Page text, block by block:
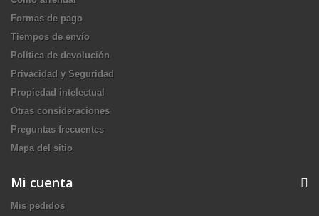
Formas de pago
Tiempos de envío
Política de devolución
Privacidad y Seguridad
Propiedad intelectual
Otras consideraciones
Preguntas frecuentes
Mapa del sitio
Mi cuenta
Mis pedidos